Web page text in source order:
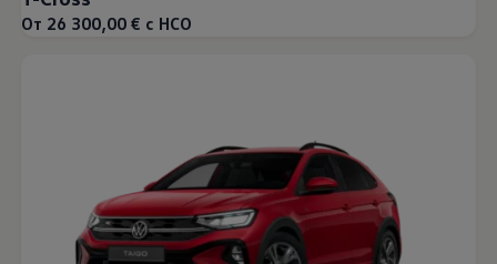
От 26 300,00 € с НСО